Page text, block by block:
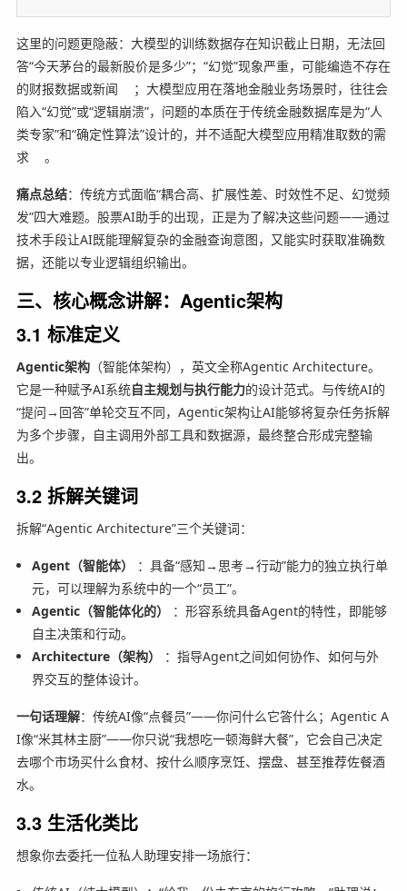
这里的问题更隐蔽：大模型的训练数据存在知识截止日期，无法回
答“今天茅台的最新股价是多少”；“幻觉”现象严重，可能编造不存在
的财报数据或新闻
；大模型应用在落地金融业务场景时，往往会
陷入“幻觉”或“逻辑崩溃”，问题的本质在于传统金融数据库是为“人
类专家”和“确定性算法”设计的，并不适配大模型应用精准取数的需
求
。
痛点总结：传统方式面临“耦合高、扩展性差、时效性不足、幻觉频
发”四大难题。股票AI助手的出现，正是为了解决这些问题——通过
技术手段让AI既能理解复杂的金融查询意图，又能实时获取准确数
据，还能以专业逻辑组织输出。
三、核心概念讲解：Agentic架构
3.1 标准定义
Agentic架构（智能体架构），英文全称Agentic Architecture。
它是一种赋予AI系统自主规划与执行能力的设计范式。与传统AI的
“提问→回答”单轮交互不同，Agentic架构让AI能够将复杂任务拆解
为多个步骤，自主调用外部工具和数据源，最终整合形成完整输
出。
3.2 拆解关键词
拆解“Agentic Architecture”三个关键词：
Agent（智能体）
：具备“感知→思考→行动”能力的独立执行单
元，可以理解为系统中的一个“员工”。
Agentic（智能体化的）
：形容系统具备Agent的特性，即能够
自主决策和行动。
Architecture（架构）
：指导Agent之间如何协作、如何与外
界交互的整体设计。
一句话理解：传统AI像“点餐员”——你问什么它答什么；Agentic A
I像“米其林主厨”——你只说“我想吃一顿海鲜大餐”，它会自己决定
去哪个市场买什么食材、按什么顺序烹饪、摆盘、甚至推荐佐餐酒
水。
3.3 生活化类比
想象你去委托一位私人助理安排一场旅行：